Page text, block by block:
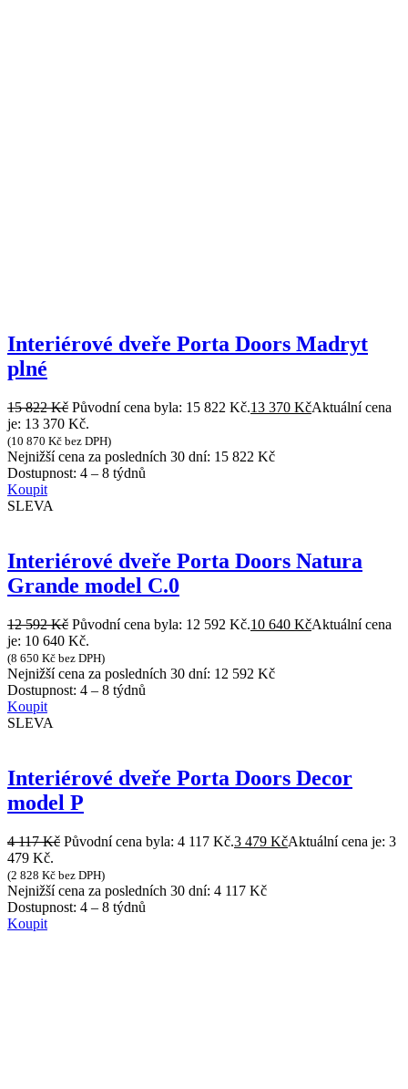
Interiérové dveře Porta Doors Madryt
plné
15 822Kč Původní cena byla: 15 822 Kč.13 370 KčAktuální cena
je: 13 370 Kč.
(10 870 Kč bez DPH)
Nejnižší cena za posledních 30 dní: 15 822 Kč
Dostupnost: 4 – 8 týdnů
Koupit
SLEVA
Interiérové dveře Porta Doors Natura
Grande model C.0
12 592Kč Původní cena byla: 12 592 Kč.10 640 KčAktuální cena
je: 10 640 Kč.
(8 650 Kč bez DPH)
Nejnižší cena za posledních 30 dní: 12 592 Kč
Dostupnost: 4 – 8 týdnů
Koupit
SLEVA
Interiérové dveře Porta Doors Decor
model P
4 117Kč Původní cena byla: 4 117 Kč.3 479 KčAktuální cena je: 3
479 Kč.
(2 828 Kč bez DPH)
Nejnižší cena za posledních 30 dní: 4 117 Kč
Dostupnost: 4 – 8 týdnů
Koupit